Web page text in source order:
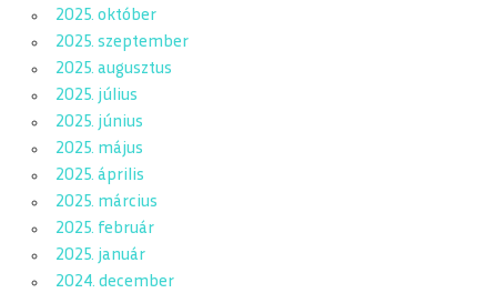
2025. október
2025. szeptember
2025. augusztus
2025. július
2025. június
2025. május
2025. április
2025. március
2025. február
2025. január
2024. december